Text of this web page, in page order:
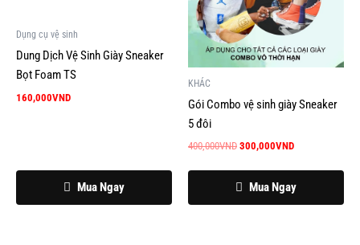
Dụng cụ vệ sinh
Dung Dịch Vệ Sinh Giày Sneaker
Bọt Foam TS
160,000VND
Mua Ngay
KHÁC
Gói Combo vệ sinh giày Sneaker
5 đôi
400,000VND 300,000VND
Mua Ngay